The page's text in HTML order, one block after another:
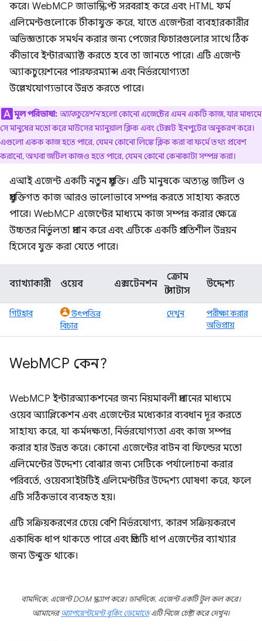
করে। WebMCP জাভাস্ক্রিপ্ট সরবরাহ করে এবং HTML ফর্ম
এলিমেন্টগুলোকে টীকাযুক্ত করে, যাতে এজেন্টরা ব্যবহারকারীর
অভিজ্ঞতাকে সমর্থন করার জন্য পেজের ফিচারগুলোর সাথে ঠিক
কীভাবে ইন্টারঅ্যাক্ট করতে হবে তা জানতে পারে। এটি এজেন্ট
অ্যাকচুয়েশনের পারফরম্যান্স এবং নির্ভরযোগ্যতা
উল্লেখযোগ্যভাবে উন্নত করতে পারে।
মূল পরিভাষা: অ্যাকচুয়েশনহলো কোনো এজেন্টের এমন একটি কাজ, যার মাধ্যমে
সে মানুষের মতো করে মাউসের ম্যানুয়াল ক্লিক এবং টেক্সট ইনপুটের অনুকরণ করে।
এগুলো একক কাজ হতে পারে, যেমন কোনো লিঙ্কে ক্লিক করা বা ফর্মে তথ্য প্রবেশ
করানো, অথবা জটিল কাজও হতে পারে, যেমন কোনো কেনাকাটা সম্পন্ন করা।
এআই এজেন্ট একটি নতুন প্রযুক্তি। এটি মানুষকে অত্যন্ত জটিল ও
প্রযুক্তিগত কাজ আরও ভালোভাবে সম্পন্ন করতে সাহায্য করতে
পারে। WebMCP এজেন্টের মাধ্যমে কাজ সম্পন্ন করার ক্ষেত্রে
উচ্চতর নির্ভুলতা প্রদান করে এবং এটিকে একটি প্রগতিশীল উন্নয়ন
হিসেবে যুক্ত করা যেতে পারে।
ব্যাখ্যাকারী ওয়েব এক্সটেনশন
ক্রোম
স্ট্যাটাস
উদ্দেশ্য
গিটহাব
উৎপত্তির
বিচার
দেখুন
পরীক্ষা করার
অভিপ্রায়
WebMCP কেন?
WebMCP ইন্টারঅ্যাকশনের জন্য নিয়মাবলী প্রদানের মাধ্যমে
ওয়েব অ্যাপ্লিকেশন এবং এজেন্টের মধ্যেকার ব্যবধান দূর করতে
সাহায্য করে, যা কর্মদক্ষতা, নির্ভরযোগ্যতা এবং কাজ সম্পন্ন
করার হার উন্নত করে। কোনো এজেন্টের বাটন বা ফিল্ডের মতো
এলিমেন্টের উদ্দেশ্য বোঝার জন্য সেটিকে পর্যালোচনা করার
পরিবর্তে, ওয়েবসাইটটিই এলিমেন্টটির উদ্দেশ্য ঘোষণা করে, ফলে
এটি সঠিকভাবে ব্যবহৃত হয়।
এটি সক্রিয়করণের চেয়ে বেশি নির্ভরযোগ্য, কারণ সক্রিয়করণে
একাধিক ধাপ থাকতে পারে এবং প্রতিটি ধাপ এজেন্টের ব্যাখ্যার
জন্য উন্মুক্ত থাকে।
বামদিকে, এজেন্ট DOM স্ক্র্যাপ করে। ডানদিকে, এজেন্ট একটি টুল কল করে।
আমাদেরঅ্যাপয়েন্টমেন্ট বুকিং ডেমোতেএটি নিজে চেষ্টা করে দেখুন।